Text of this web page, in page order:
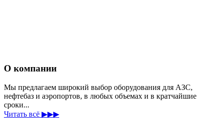
О компании
Мы предлагаем широкий выбор оборудования для АЗС,
нефтебаз и аэропортов, в любых объемах и в кратчайшие
сроки...
Читать всё ▶▶▶